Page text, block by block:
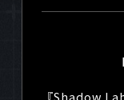
SYSTEM
PRODUCTS
『Shadow